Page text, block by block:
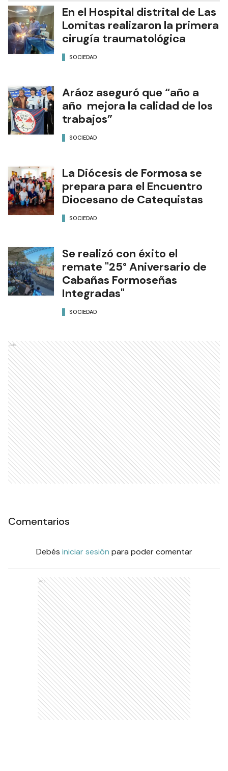
En el Hospital distrital de Las
Lomitas realizaron la primera
cirugía traumatológica
SOCIEDAD
Aráoz aseguró que “año a
año mejora la calidad de los
trabajos”
SOCIEDAD
La Diócesis de Formosa se
prepara para el Encuentro
Diocesano de Catequistas
SOCIEDAD
Se realizó con éxito el
remate "25° Aniversario de
Cabañas Formoseñas
Integradas"
SOCIEDAD
Ads
Comentarios
Debés iniciar sesión para poder comentar
Ads